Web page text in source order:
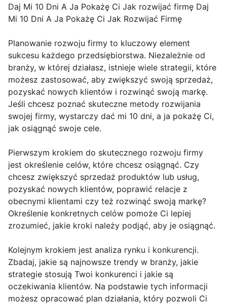
Daj Mi 10 Dni A Ja Pokażę Ci Jak rozwijać firmę Daj
Mi 10 Dni A Ja Pokażę Ci Jak Rozwijać Firmę
Planowanie rozwoju firmy to kluczowy element
sukcesu każdego przedsiębiorstwa. Niezależnie od
branży, w której działasz, istnieje wiele strategii, które
możesz zastosować, aby zwiększyć swoją sprzedaż,
pozyskać nowych klientów i rozwinąć swoją markę.
Jeśli chcesz poznać skuteczne metody rozwijania
swojej firmy, wystarczy dać mi 10 dni, a ja pokażę Ci,
jak osiągnąć swoje cele.
Pierwszym krokiem do skutecznego rozwoju firmy
jest określenie celów, które chcesz osiągnąć. Czy
chcesz zwiększyć sprzedaż produktów lub usług,
pozyskać nowych klientów, poprawić relacje z
obecnymi klientami czy też rozwinąć swoją markę?
Określenie konkretnych celów pomoże Ci lepiej
zrozumieć, jakie kroki należy podjąć, aby je osiągnąć.
Kolejnym krokiem jest analiza rynku i konkurencji.
Zbadaj, jakie są najnowsze trendy w branży, jakie
strategie stosują Twoi konkurenci i jakie są
oczekiwania klientów. Na podstawie tych informacji
możesz opracować plan działania, który pozwoli Ci